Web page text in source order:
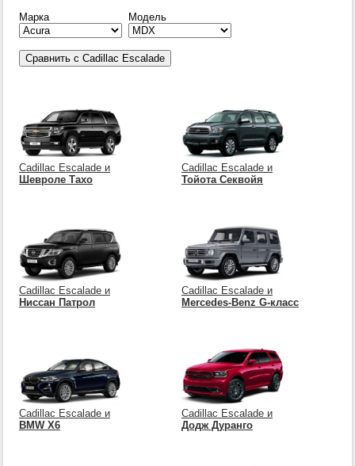
Марка
Модель
Cadillac Escalade и
Шевроле Тахо
Cadillac Escalade и
Тойота Секвойя
Cadillac Escalade и
Ниссан Патрол
Cadillac Escalade и
Mercedes-Benz G-класс
Cadillac Escalade и
BMW X6
Cadillac Escalade и
Додж Дуранго